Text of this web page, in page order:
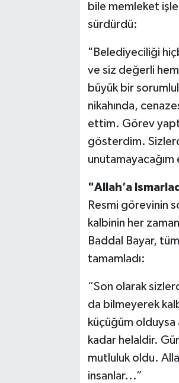
bile memleket
sürdürdü:
"Belediyeciliği
ve siz değerli
büyük bir
nikahında,
ettim. Görev
gösterdim.
"Allah’a
Resmi görevinin
kalbinin her
Baddal Bayar,
tamamladı:
“Son olarak
da bilmeyerek
küçüğüm olduysa
kadar helaldir.
mutluluk oldu.
insanlar...”